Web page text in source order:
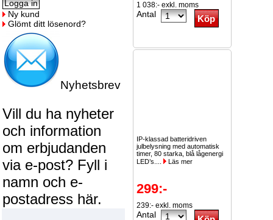
Ny kund
Glömt ditt lösenord?
Nyhetsbrev
Vill du ha nyheter
och information
om erbjudanden
via e-post? Fyll i
namn och e-
postadress här.
1 038:- exkl. moms
Antal
IP-klassad batteridriven
julbelysning med automatisk
timer, 80 starka, blå lågenergi
LED’s....
Läs mer
299:-
239:- exkl. moms
Antal